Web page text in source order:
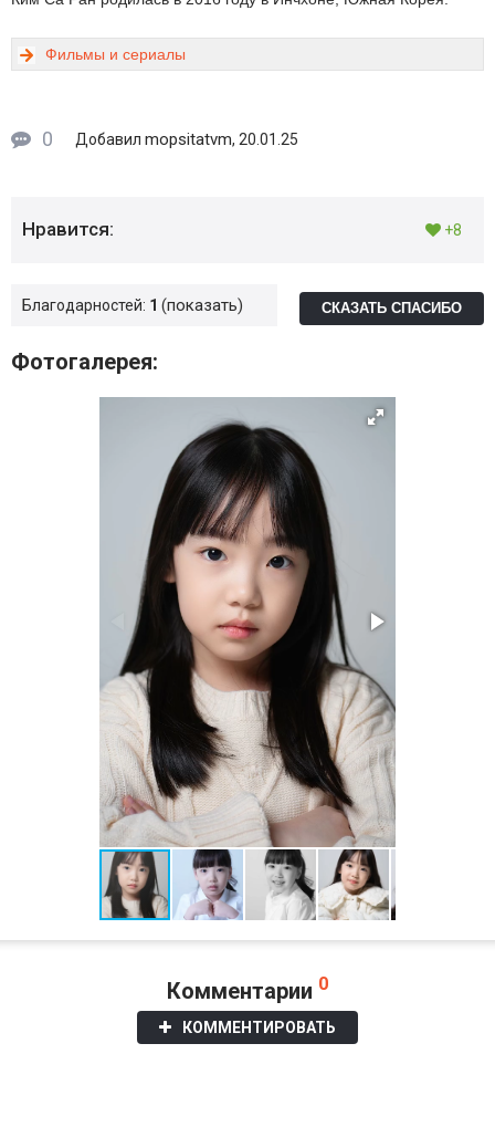
Фильмы и сериалы
0 Добавил mopsitatvm, 20.01.25
Нравится: +8
Благодарностей: 1 показать СКАЗАТЬ СПАСИБО
Фотогалерея:
Комментарии 0
КОММЕНТИРОВАТЬ